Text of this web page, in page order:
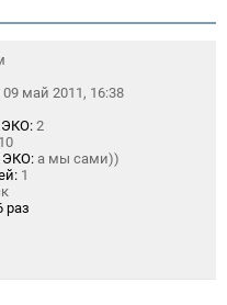
09 май 2011, 16:38
ЭКО: 2
10
ЭКО: а мы сами))
1
раз